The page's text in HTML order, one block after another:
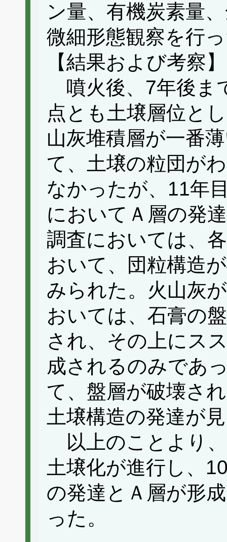
ン量、有機炭素量
微細形態観察を行
【結果および考察】
噴火後、7年後ま
点とも土壌層位と
山灰堆積層が一番
て、土壌の粒団が
なかったが、11年
においてＡ層の発
調査においては、
おいて、団粒構造
みられた。火山灰
おいては、石膏の
され、その上にス
成されるのみであ
て、盤層が破壊さ
土壌構造の発達が
以上のことより
土壌化が進行し、
の発達とＡ層が形
った。